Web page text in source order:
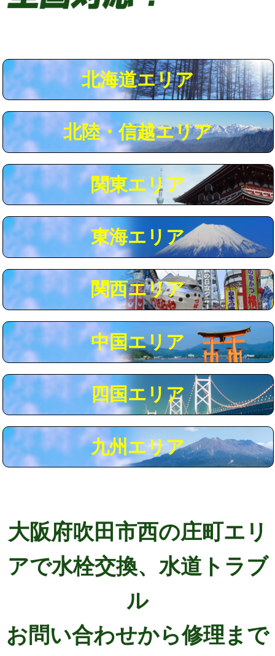
給水管工事※（ライニング鋼管・銅
管・ポリ管・HT管使用/3ｍまで)
44,000円
給水管工事※（ライニング鋼管・銅
+8,800円
マス交換（土の掘削・埋め戻し作業） 11,000円~
マス交換（深さ50㎝以上） 66,000円
コンクリート斫り（厚さ10㎝まで） 27,500円
コンクリート斫り（厚さ10㎝超え） 38,500円
モルタル補修（厚さ10㎝まで） 27,500円
モルタル補修（厚さ10㎝超え） 38,500円
追加人工 16,500円
現場見積
※給水管工事は20mmまでの価格です。
北海道エリア
北陸・信越エリア
関東エリア
東海エリア
関西エリア
中国エリア
四国エリア
九州エリア
大阪府吹田市西の庄町エリ
アで水栓交換、水道トラブ
ル
お問い合わせから修理まで